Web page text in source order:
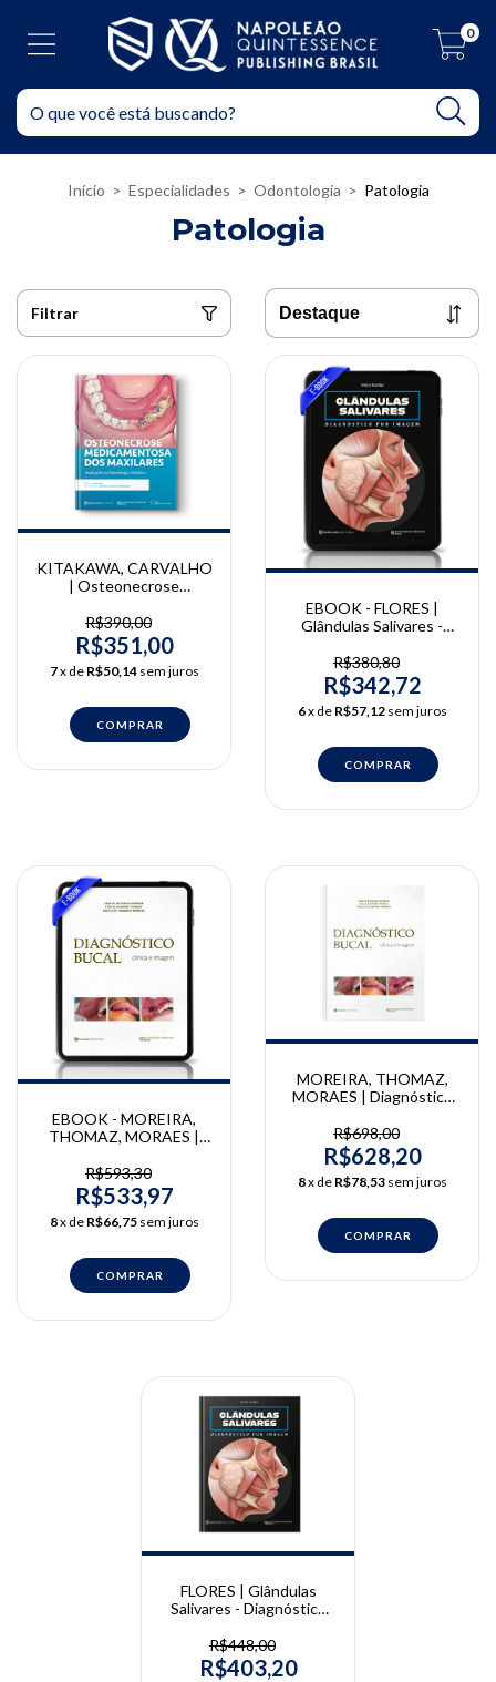
0
Início > Especialidades > Odontologia > Patologia
Patologia
Filtrar
KITAKAWA, CARVALHO
| Osteonecrose
Maxilares - Implicações
na Odontologia e
Medicina | Dárcio
Kitakawa, Luis Felipe das
Carvalho
R$390,00
R$351,00
7x de R$50,14 sem juros
EBOOK - FLORES |
Glândulas Salivares -
Paulo Flores
R$380,80
R$342,72
6x de R$57,12 sem juros
EBOOK - MOREIRA,
THOMAZ, MORAES |
Clínica e imagem | Carlos.
Moreira, Luiz A. Thomaz,
Paulo de Camargo
Moraes
R$593,30
R$533,97
8x de R$66,75 sem juros
MOREIRA, THOMAZ,
MORAES | Diagnóstico
Carlos. Moreira, Luiz A.
Thomaz, Paulo de
Camargo Moraes
R$698,00
R$628,20
8x de R$78,53 sem juros
FLORES | Glândulas
Salivares - Diagnóstico
Flores
R$448,00
R$403,20